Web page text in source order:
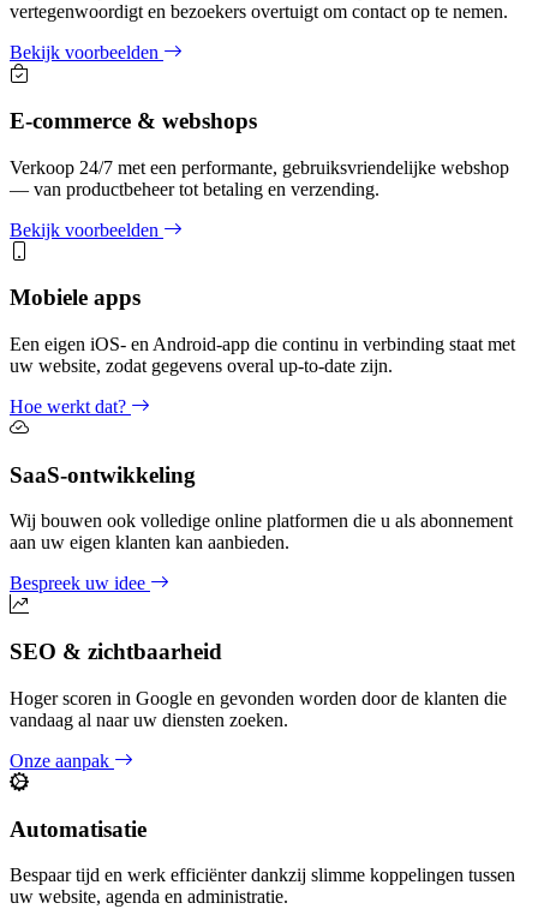
vertegenwoordigt en bezoekers overtuigt om contact op te nemen.
Bekijk voorbeelden
E-commerce & webshops
Verkoop 24/7 met een performante, gebruiksvriendelijke webshop
— van productbeheer tot betaling en verzending.
Bekijk voorbeelden
Mobiele apps
Een eigen iOS- en Android-app die continu in verbinding staat met
uw website, zodat gegevens overal up-to-date zijn.
Hoe werkt dat?
SaaS-ontwikkeling
Wij bouwen ook volledige online platformen die u als abonnement
aan uw eigen klanten kan aanbieden.
Bespreek uw idee
SEO & zichtbaarheid
Hoger scoren in Google en gevonden worden door de klanten die
vandaag al naar uw diensten zoeken.
Onze aanpak
Automatisatie
Bespaar tijd en werk efficiënter dankzij slimme koppelingen tussen
uw website, agenda en administratie.